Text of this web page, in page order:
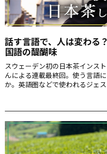
話す言語で、人は変わ
国語の醍醐味
スウェーデン初の日本茶インス
んによる連載最終回。使う言語
か。英語圏などで使われるジェ